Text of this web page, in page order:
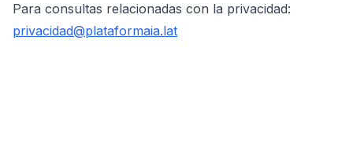
Para consultas relacionadas con la privacidad:
privacidad@plataformaia.lat